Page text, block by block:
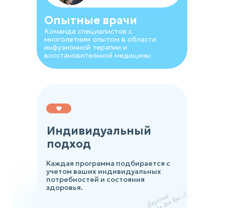
Опытные врачи
Команда специалистов с
многолетним опытом в области
инфузионной терапии и
восстановительной медицины
Индивидуальный
подход
Каждая программа подбирается с
учетом ваших индивидуальных
потребностей и состояния
здоровья.